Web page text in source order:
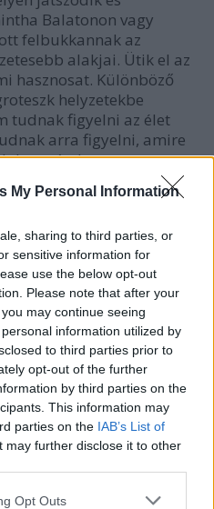
My Personal Information
sharing to third parties, or
sensitive information for
use the below opt-out
Please note that after your
may continue seeing
information utilized by
to third parties prior to
opt-out of the further
by third parties on the
This information may
parties on the IAB’s List of
may further disclose it to other
uses one or more Google
Opt Outs
Balatonon vagy
felbukkannak az
alakjai. Ütik el az
hasznosat. Különböző
helyzetekbe
tudnak figyelni az élet
arra figyelni, amire
vár, hogy az
hogy hogyan előre. Ez
modorában beszél az
ezelőtt íródott 1904-ben.
100 év alatt, az
tud beszélni sem
önmagába?
azonosság van, tehát
jelen pillantban itt
Ehellyett üres és
folyik, ostoba viták
Tehát ilyen
ez a kor hasonlít arra